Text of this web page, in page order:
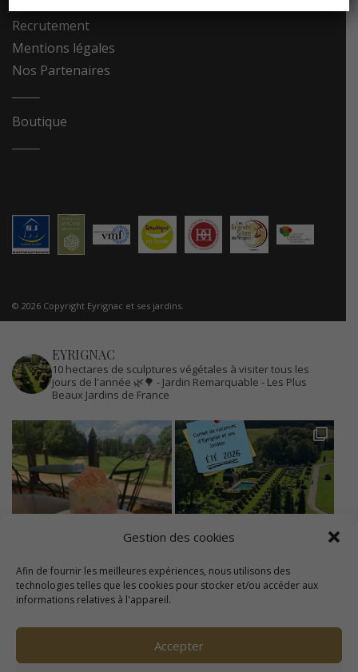
Gestion des cookies
Afin de fournir les meilleures expériences, nous utilisons des
technologies telles que les cookies pour stocker et/ou accéder aux
informations relatives à l'appareil.
Accepter
Recrutement
Mentions légales
Nos Partenaires
Boutique
© 2026 Copyright Eyrignac et ses jardins.
EYRIGNAC
10 hectares de sculptures végétales à visiter tous les
jours de l'année 🌿🌳 - Jardin Remarquable - Les Plus
Beaux Jardins de France